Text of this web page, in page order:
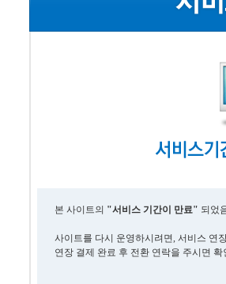
본 사이트의 "서비스 기간이 만료" 되었
사이트를 다시 운영하시려면, 서비스 연
연장 결제 완료 후 전환 연락을 주시면